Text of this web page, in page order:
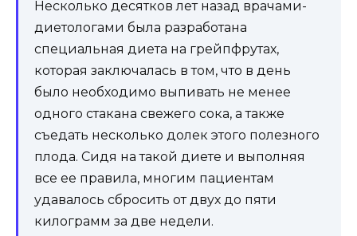
Несколько десятков лет назад врачами-
диетологами была разработана
специальная диета на грейпфрутах,
которая заключалась в том, что в день
было необходимо выпивать не менее
одного стакана свежего сока, а также
съедать несколько долек этого полезного
плода. Сидя на такой диете и выполняя
все ее правила, многим пациентам
удавалось сбросить от двух до пяти
килограмм за две недели.